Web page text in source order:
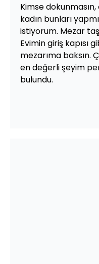
Kimse
kadın bunları
istiyorum. Mezar
Evimin giriş kapısı
mezarıma baksın.
en değerli şeyim
bulundu.